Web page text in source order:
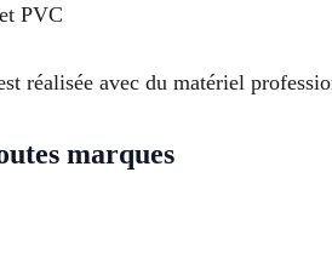
PVC
réalisée avec du matériel
marques